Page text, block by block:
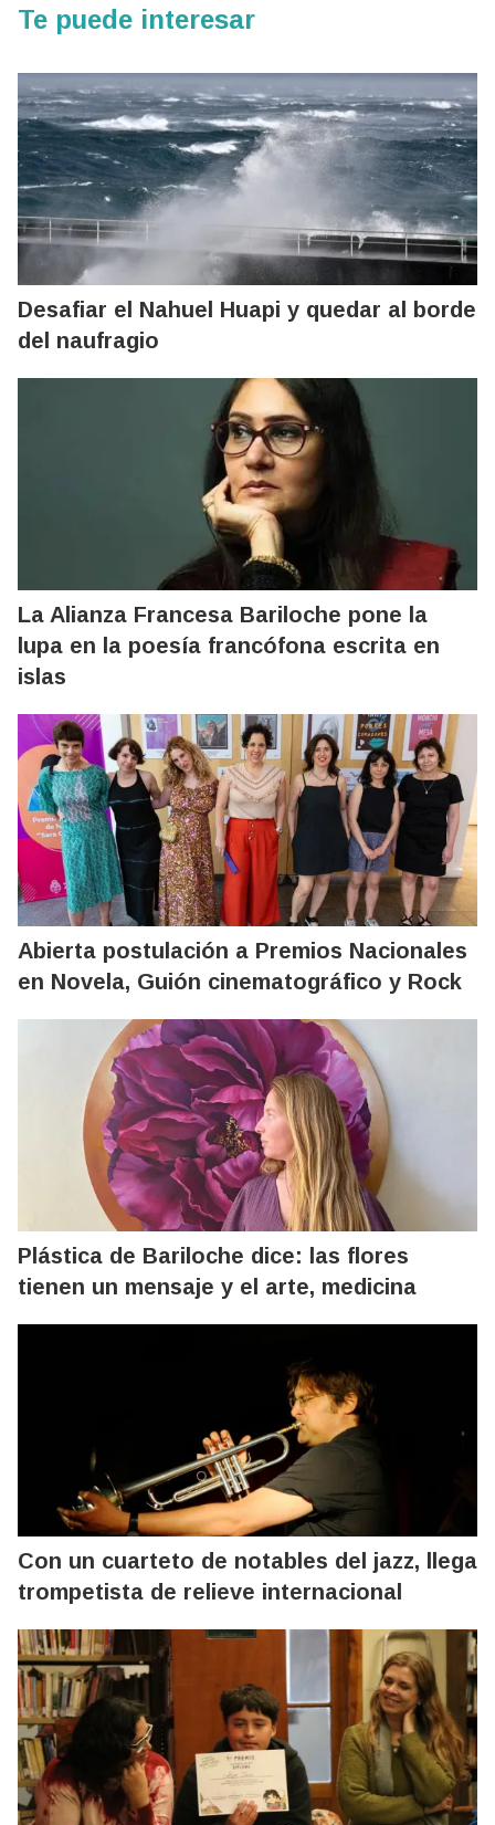
Te puede interesar
Desafiar el Nahuel Huapi y quedar al borde
del naufragio
La Alianza Francesa Bariloche pone la
lupa en la poesía francófona escrita en
islas
Abierta postulación a Premios Nacionales
en Novela, Guión cinematográfico y Rock
Plástica de Bariloche dice: las flores
tienen un mensaje y el arte, medicina
Con un cuarteto de notables del jazz, llega
trompetista de relieve internacional